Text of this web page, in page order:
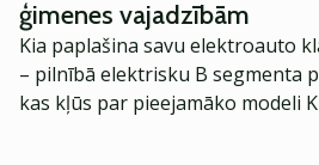
ģimenes vajadzībām
Kia paplašina savu elektroauto
– pilnībā elektrisku B segmenta
kas kļūs par pieejamāko modeli